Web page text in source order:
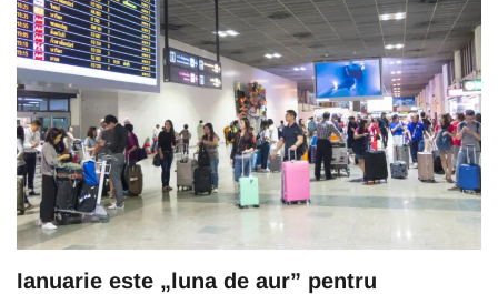
Ianuarie este „luna de aur” pentru